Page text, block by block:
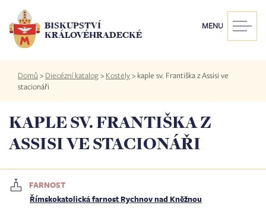
hlavnímu
obsahu
BISKUPSTVÍ
KRÁLOVÉHRADECKÉ
MENU
Drobečková
navigace
Domů > Diecézní katalog> Kostely> kaple sv. Františka z Assisi ve
stacionáři
KAPLE SV. FRANTIŠKA Z
ASSISI VE STACIONÁŘI
FARNOST
Římskokatolická farnost Rychnov nad Kněžnou